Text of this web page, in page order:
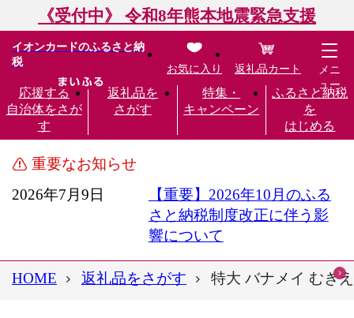
《受付中》 令和8年熊本地震緊急支援
イオンカードのふるさと納
税
応援する
自治体をさが
す
返礼品を
さがす
特集・
キャンペーン
ふるさと納税
を
はじめる
お気に入り 返礼品カート
メニ
ュー
重要なお知らせ
2026年7月9日
【重要】2026年10月のふる
さと納税制度改正に伴う影
響について
HOME 返礼品をさがす 特大 バナメイ むき